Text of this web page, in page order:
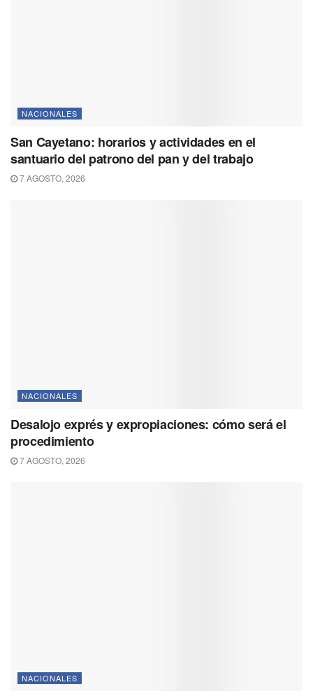
NACIONALES
San Cayetano: horarios y actividades en el
santuario del patrono del pan y del trabajo
7 AGOSTO, 2026
NACIONALES
Desalojo exprés y expropiaciones: cómo será el
procedimiento
7 AGOSTO, 2026
NACIONALES